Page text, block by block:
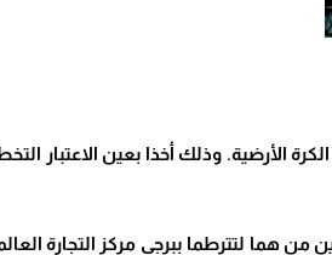
ربوع الكرة الأرضية. وذلك أخذا بعين الاعتبار
هما لتترطما ببرجي مركز التجارة